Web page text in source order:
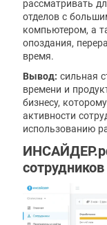
рассматривать
отделов с
компьютером, а
опоздания,
время.
Вывод: сильная
времени и
бизнесу,
активности
использованию